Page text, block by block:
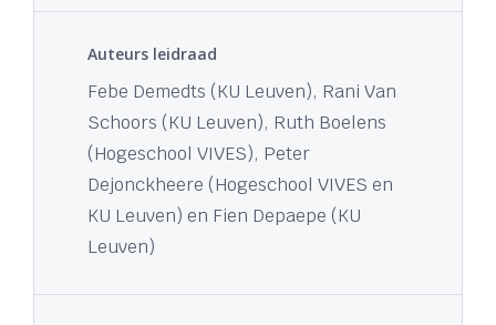
Auteurs leidraad
Febe Demedts (KU Leuven), Rani Van
Schoors (KU Leuven), Ruth Boelens
(Hogeschool VIVES), Peter
Dejonckheere (Hogeschool VIVES en
KU Leuven) en Fien Depaepe (KU
Leuven)